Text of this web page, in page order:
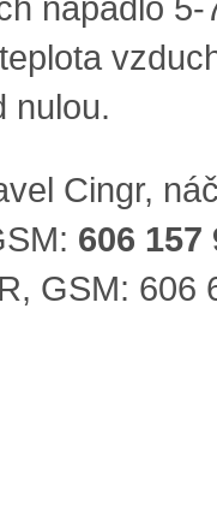
napadlo 5-
nulou.
Cingr,
606 157
GSM: 606